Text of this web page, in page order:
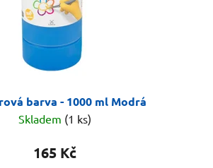
barva - 1000 ml Modrá
Skladem (1 ks)
165 Kč